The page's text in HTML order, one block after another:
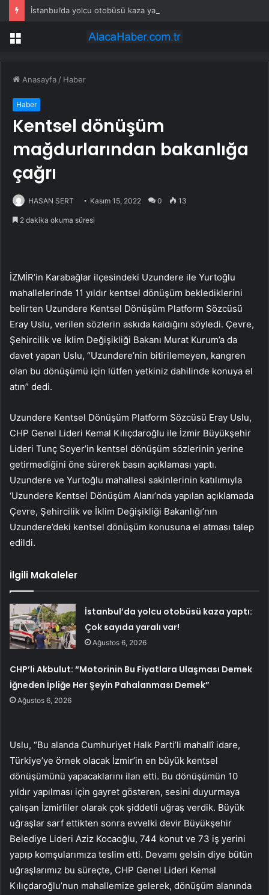
İstanbul’da yolcu otobüsü kaza yaptı: Çok sayıda yaralı var!
Menü
Anasayfa / Haber
Haber
Kentsel dönüşüm
mağdurlarından bakanlığa
çağrı
HASAN SERT Kasım 15, 2022 0 13
2 dakika okuma süresi
İZMİR’in Karabağlar ilçesindeki Uzundere ile Yurtoğlu
mahallelerinde 11 yıldır kentsel dönüşüm beklediklerini
belirten Uzundere Kentsel Dönüşüm Platform Sözcüsü
Eray Uslu, verilen sözlerin askıda kaldığını söyledi. Çevre,
Şehircilik ve İklim Değişikliği Bakanı Murat Kurum’a da
davet yapan Uslu, “Uzundere’nin bitirilemeyen, kangren
olan bu dönüşümü için lütfen yetkiniz dahilinde konuya el
atın” dedi.
Uzundere Kentsel Dönüşüm Platform Sözcüsü Eray Uslu,
CHP Genel Lideri Kemal Kılıçdaroğlu ile İzmir Büyükşehir
Lideri Tunç Soyer’in kentsel dönüşüm sözlerinin yerine
getirmediğini öne sürerek basın açıklaması yaptı.
Uzundere ve Yurtoğlu mahallesi sakinlerinin katılımıyla
‘Uzundere Kentsel Dönüşüm Alanı’nda yapılan açıklamada
Çevre, Şehircilik ve İklim Değişikliği Bakanlığı’nın
Uzundere’deki kentsel dönüşüm konusuna el atması talep
edildi.
İlgili Makaleler
İstanbul’da yolcu otobüsü kaza yaptı:
Çok sayıda yaralı var!
Ağustos 6, 2026
CHP’li Akbulut: “Motorinin Bu Fiyatlara Ulaşması Demek
İğneden İpliğe Her Şeyin Pahalanması Demek”
Ağustos 6, 2026
Uslu, “Bu alanda Cumhuriyet Halk Parti’li mahallî idare,
Türkiye’ye örnek olacak İzmir’in en büyük kentsel
dönüşümünü yapacaklarını ilan etti. Bu dönüşümün 10
yıldır yapılması için gayret gösteren, sesini duyurmaya
çalışan İzmirliler olarak çok şiddetli uğraş verdik. Büyük
uğraşlar sarf ettikten sonra evvelki devir Büyükşehir
Belediye Lideri Aziz Kocaoğlu, 744 konut ve 73 iş yerini
yapıp komşularımıza teslim etti. Devamı gelsin diye bütün
uğraşlarımız bu süreçte, CHP Genel Lideri Kemal
Kılıçdaroğlu’nun mahallemize gelerek, dönüşüm alanında